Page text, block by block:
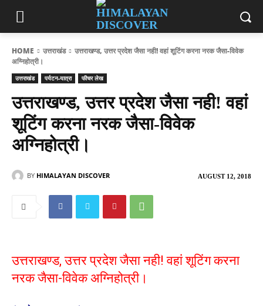
HOME उत्तराखंड
उत्तराखण्ड, उत्तर प्रदेश जैसा नही! वहां शूटिंग करना नरक जैसा-विवेक
अग्निहोत्री।
उत्तराखंड पर्यटन-यात्रा फीचर लेख
उत्तराखण्ड, उत्तर प्रदेश जैसा नही! वहां
शूटिंग करना नरक जैसा-विवेक
अग्निहोत्री।
AUGUST 12, 2018
BY HIMALAYAN DISCOVER
उत्तराखण्ड, उत्तर प्रदेश जैसा नही! वहां शूटिंग करना
नरक जैसा-विवेक अग्निहोत्री।